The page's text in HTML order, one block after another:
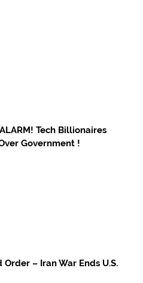
Tech Billionaires
Government !
– Iran War Ends U.S.